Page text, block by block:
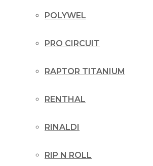
POLYWEL
PRO CIRCUIT
RAPTOR TITANIUM
RENTHAL
RINALDI
RIP N ROLL